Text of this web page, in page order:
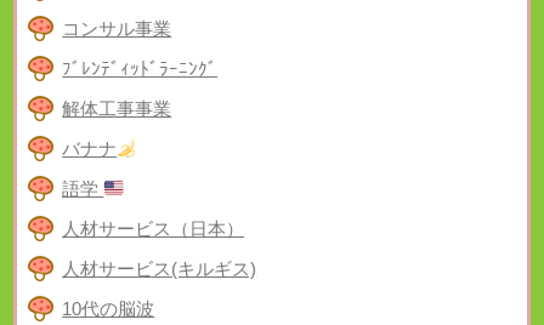
コンサル事業
ﾌﾞﾚﾝﾃﾞｨｯﾄﾞﾗｰﾆﾝｸﾞ
解体工事事業
バナナ
語学
人材サービス（日本）
人材サービス(キルギス)
10代の脳波